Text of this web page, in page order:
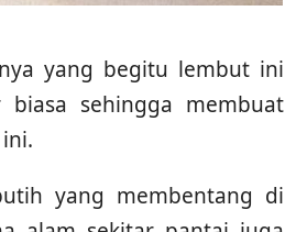
yang begitu lembut ini
sehingga membuat
yang membentang di